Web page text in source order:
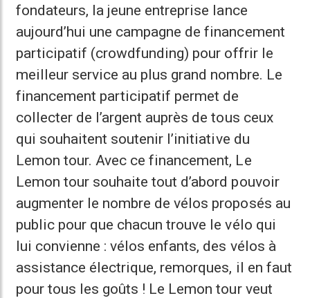
fondateurs, la jeune entreprise lance
aujourd’hui une campagne de financement
participatif (crowdfunding) pour offrir le
meilleur service au plus grand nombre. Le
financement participatif permet de
collecter de l’argent auprès de tous ceux
qui souhaitent soutenir l’initiative du
Lemon tour. Avec ce financement, Le
Lemon tour souhaite tout d’abord pouvoir
augmenter le nombre de vélos proposés au
public pour que chacun trouve le vélo qui
lui convienne : vélos enfants, des vélos à
assistance électrique, remorques, il en faut
pour tous les goûts ! Le Lemon tour veut